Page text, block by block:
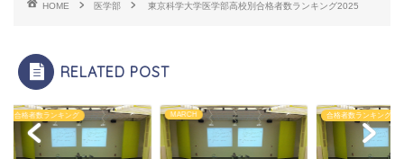
HOME 医学部 東京科学大学医学部高校別合格者数ランキング2025
RELATED POST
数ランキング MARCH 合格者数ランキング